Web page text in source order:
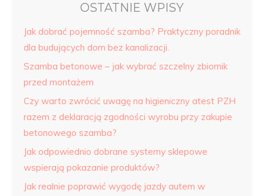
OSTATNIE WPISY
Jak dobrać pojemność szamba? Praktyczny poradnik
dla budujących dom bez kanalizacji.
Szamba betonowe – jak wybrać szczelny zbiornik
przed montażem
Czy warto zwrócić uwagę na higieniczny atest PZH
razem z deklaracją zgodności wyrobu przy zakupie
betonowego szamba?
Jak odpowiednio dobrane systemy sklepowe
wspierają pokazanie produktów?
Jak realnie poprawić wygodę jazdy autem w